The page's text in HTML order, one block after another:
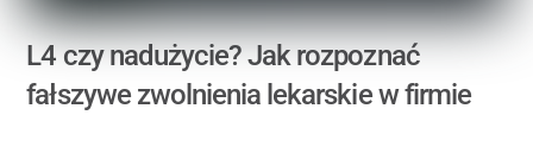
L4 czy nadużycie? Jak rozpoznać
fałszywe zwolnienia lekarskie w firmie